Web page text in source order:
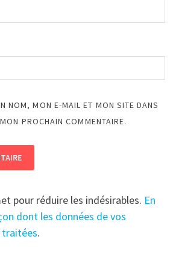
NOM, MON E-MAIL ET MON SITE DANS
PROCHAIN COMMENTAIRE.
pour réduire les indésirables. En
dont les données de vos
.